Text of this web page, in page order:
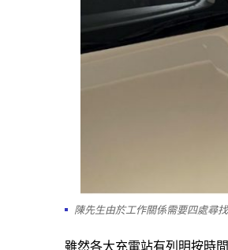
陳先生由於工作關係需要四處尋
雖然各大充電站有列明按時